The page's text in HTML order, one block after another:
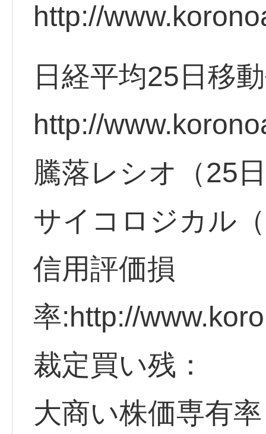
http://
日経平均25日移
http://
騰落レシオ（25
サイコロジカル
信用評価損
率:http://
裁定買い残：
大商い株価専有